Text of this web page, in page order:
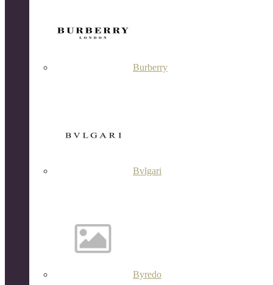
Burberry
Bvlgari
Byredo